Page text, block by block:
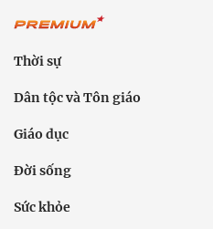
Thời sự
Dân tộc và Tôn giáo
Giáo dục
Đời sống
Sức khỏe